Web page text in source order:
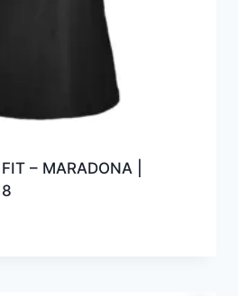
– MARADONA |